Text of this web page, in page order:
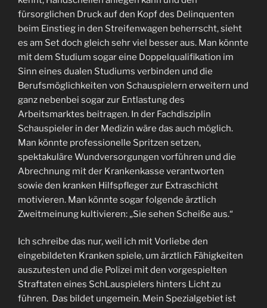
fürsorglichen Druck auf den Kopf des Delinquenten
beim Einstieg in den Streifenwagen beherrscht, sieht
es am Set doch gleich sehr viel besser aus. Man könnte
mit dem Studium sogar eine Doppelqualifikation im
Sinn eines dualen Studiums verbinden und die
Berufsmöglichkeiten von Schauspielern erweitern und
ganz nebenbei sogar zur Entlastung des
Arbeitsmarktes beitragen. In der Fachdisziplin
Schauspieler in der Medizin wäre das auch möglich.
Man könnte professionelle Spritzen setzen,
spektakuläre Wundversorgungen vorführen und die
Abrechnung mit der Krankenkasse verantworten
sowie den kranken Hilfspfleger zur Extraschicht
motivieren. Man könnte sogar folgende ärztlich
Zweitmeinung kultivieren: „Sie sehen Scheiße aus.“
Ich schreibe das nur, weil ich mit Vorliebe den
eingebildeten Kranken spiele, um ärztlich Fähigkeiten
auszutesten und die Polizei mit den vorgespielten
Straftaten eines SchLauspielers hinters Licht zu
führen. Das bildet ungemein. Mein Spezialgebiet ist